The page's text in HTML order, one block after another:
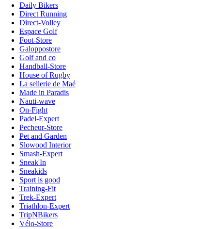
Daily Bikers
Direct Running
Direct-Volley
Espace Golf
Foot-Store
Galoppostore
Golf and co
Handball-Store
House of Rugby
La sellerie de Maé
Made in Paradis
Nauti-wave
On-Fight
Padel-Expert
Pecheur-Store
Pet and Garden
Slowood Interior
Smash-Expert
Sneak'In
Sneakids
Sport is good
Training-Fit
Trek-Expert
Triathlon-Expert
TripNBikers
Vélo-Store